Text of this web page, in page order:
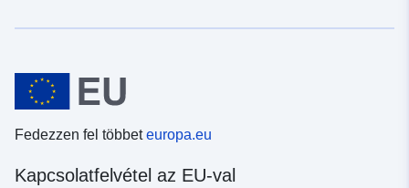
Fedezzen fel többeteuropa.eu
Kapcsolatfelvétel az EU-val